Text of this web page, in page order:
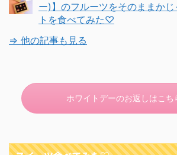
ー)】のフルーツをそのままか
トを食べてみた♡
⇒ 他の記事も見る
ホワイトデーのお返しはこ